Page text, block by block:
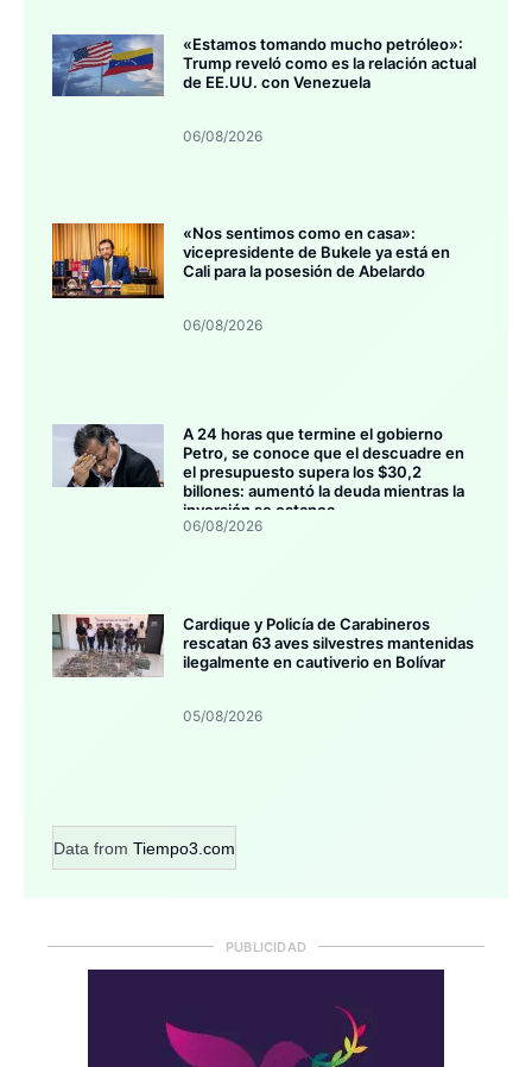
«Estamos tomando mucho petróleo»:
Trump reveló como es la relación actual
de EE.UU. con Venezuela
06/08/2026
«Nos sentimos como en casa»:
vicepresidente de Bukele ya está en
Cali para la posesión de Abelardo
06/08/2026
A 24 horas que termine el gobierno
Petro, se conoce que el descuadre en
el presupuesto supera los $30,2
billones: aumentó la deuda mientras la
inversión se estanca
06/08/2026
Cardique y Policía de Carabineros
rescatan 63 aves silvestres mantenidas
ilegalmente en cautiverio en Bolívar
05/08/2026
Data from Tiempo3.com
PUBLICIDAD